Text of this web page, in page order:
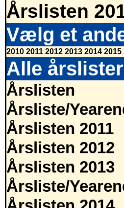
Årslisten
Vælg et
2010 2011 2012 2013 2014 2015
Alle
Årslisten
Årsliste/
Årslisten 2011
Årslisten 2012
Årslisten 2013
Årsliste/